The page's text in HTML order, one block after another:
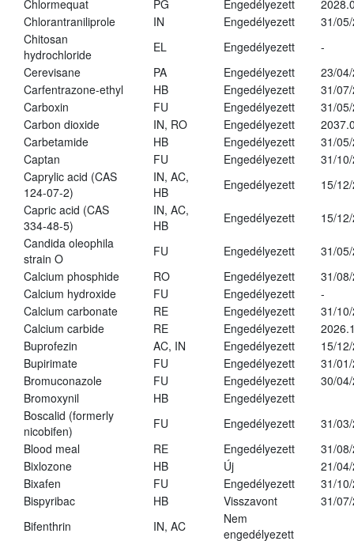
Chlormequat
PG Engedélyezett
Chlorantraniliprole
IN Engedélyezett
31/
Chitosan
hydrochloride
EL Engedélyezett
-
Cerevisane
PA Engedélyezett
23/
Carfentrazone-ethyl
HB Engedélyezett
31/
Carboxin
FU Engedélyezett
31/
Carbon dioxide
IN, RO Engedélyezett
Carbetamide
HB Engedélyezett
31/
Captan
FU Engedélyezett
31/
Caprylic acid (CAS
124-07-2)
IN, AC,
HB
Engedélyezett
15/
Capric acid (CAS
334-48-5)
IN, AC,
HB
Engedélyezett
15/
Candida oleophila
strain O
FU Engedélyezett
31/
Calcium phosphide
RO Engedélyezett
31/
Calcium hydroxide
FU Engedélyezett
-
Calcium carbonate
RE Engedélyezett
31/
Calcium carbide
RE Engedélyezett
Buprofezin
AC, IN Engedélyezett
15/
Bupirimate
FU Engedélyezett
31/
Bromuconazole
FU Engedélyezett
30/
Bromoxynil
HB
Engedélyezett
Boscalid (formerly
nicobifen)
FU Engedélyezett
31/
Blood meal
RE Engedélyezett
31/
Bixlozone
HB Új
21/
Bixafen
FU Engedélyezett
31/
Bispyribac
HB Visszavont
31/
Bifenthrin
IN, AC
Nem
engedélyezett